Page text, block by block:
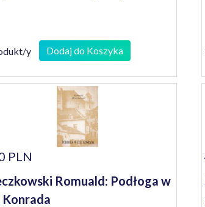
y Dodaj do Koszyka
PLN
Romuald: Podłoga w
Konrada